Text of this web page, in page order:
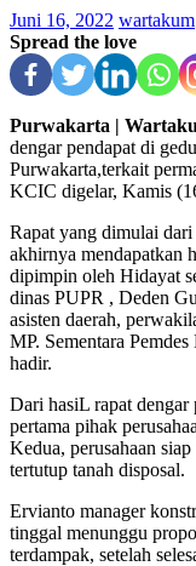
Juni 16, 2022 wartakum
Spread the love
Purwakarta |
dengar pendapat di
Purwakarta,terkait
KCIC digelar, Kamis
Rapat yang dimulai
akhirnya mendapatkan
dipimpin oleh Hidayat
dinas PUPR , Deden
asisten daerah,
MP. Sementara
hadir.
Dari hasiL rapat dengar
pertama pihak
Kedua, perusahaan
tertutup tanah disposal.
Ervianto manager
tinggal menunggu
terdampak, setelah